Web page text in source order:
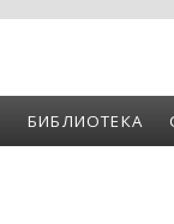
БИБЛИОТЕКА